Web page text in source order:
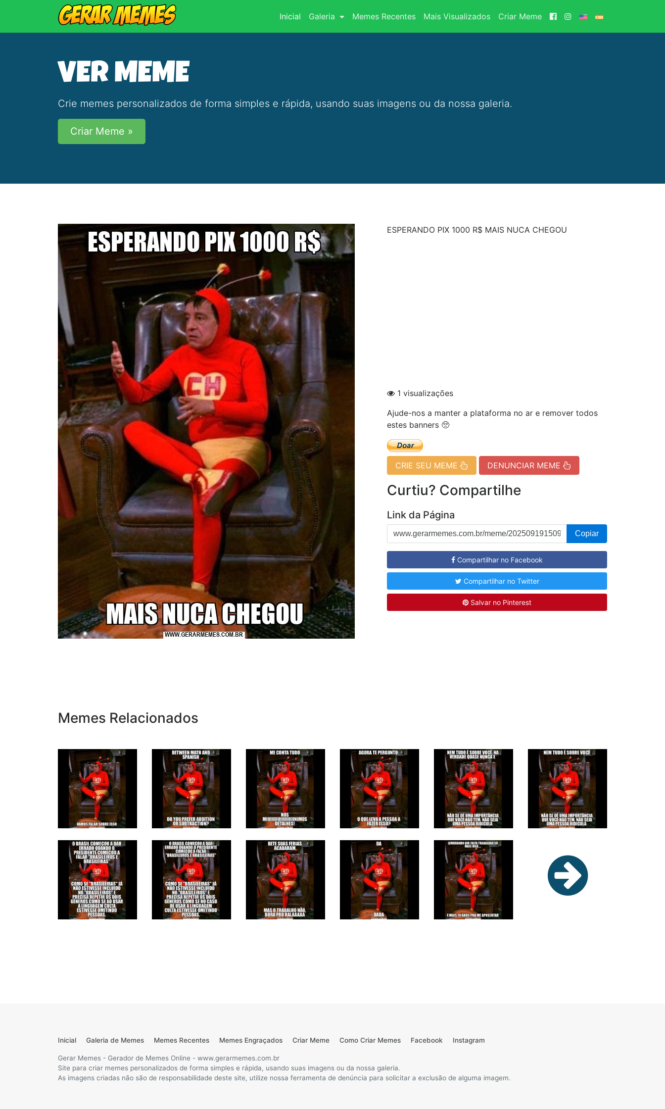
Inicial(current)
Galeria Memes Recentes Mais Visualizados Criar Meme
VER MEME
Crie memes personalizados de forma simples e rápida, usando suas imagens ou da nossa galeria.
Criar Meme »
ESPERANDO PIX 1000 R$ MAIS NUCA CHEGOU
1 visualizações
Ajude-nos a manter a plataforma no ar e remover todos
estes banners 🥺
CRIE SEU MEME DENUNCIAR MEME
Curtiu? Compartilhe
Link da Página
Copiar
Compartilhar no Facebook
Compartilhar no Twitter
Salvar no Pinterest
Memes Relacionados
Inicial Galeria de Memes Memes Recentes Memes Engraçados Criar Meme Como Criar Memes Facebook Instagram
Gerar Memes - Gerador de Memes Online - www.gerarmemes.com.br
Site para criar memes personalizados de forma simples e rápida, usando suas imagens ou da nossa galeria.
As imagens criadas não são de responsabilidade deste site, utilize nossa ferramenta de denúncia para solicitar a exclusão de alguma imagem.